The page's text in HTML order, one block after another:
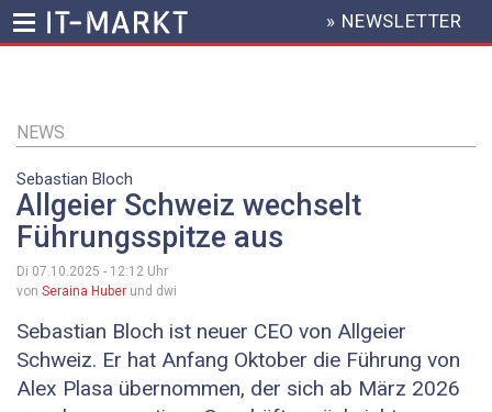
Inhalt
HEADER
MENU
» NEWSLETTER
NEWS
Sebastian Bloch
Allgeier Schweiz wechselt
Führungsspitze aus
Di 07.10.2025 - 12:12 Uhr
von Seraina Huber und dwi
Sebastian Bloch ist neuer CEO von Allgeier
Schweiz. Er hat Anfang Oktober die Führung von
Alex Plasa übernommen, der sich ab März 2026